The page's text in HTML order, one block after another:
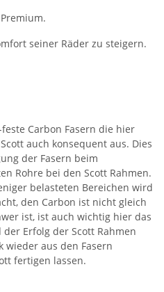
seiner Räder zu steigern.
Carbon Fasern die hier
auch konsequent aus. Dies
der Fasern beim
Rohre bei den Scott Rahmen.
belasteten Bereichen wird
den Carbon ist nicht gleich
ist, ist auch wichtig hier das
Erfolg der Scott Rahmen
wieder aus den Fasern
fertigen lassen.